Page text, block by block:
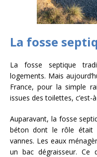
La fosse
La fosse septique
logements. Mais
France, pour la simple
issues des toilettes, c’est-
Auparavant, la fosse
béton dont le rôle était
vannes. Les eaux
un bac dégraisseur. Ce